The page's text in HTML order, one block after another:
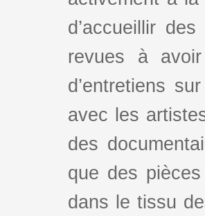
d’accueillir
revues à
d’entretiens
avec les
des
que des
dans le tissu